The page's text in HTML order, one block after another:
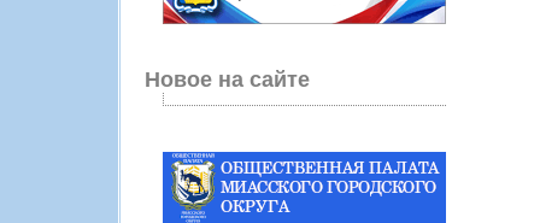
Новое на сайте